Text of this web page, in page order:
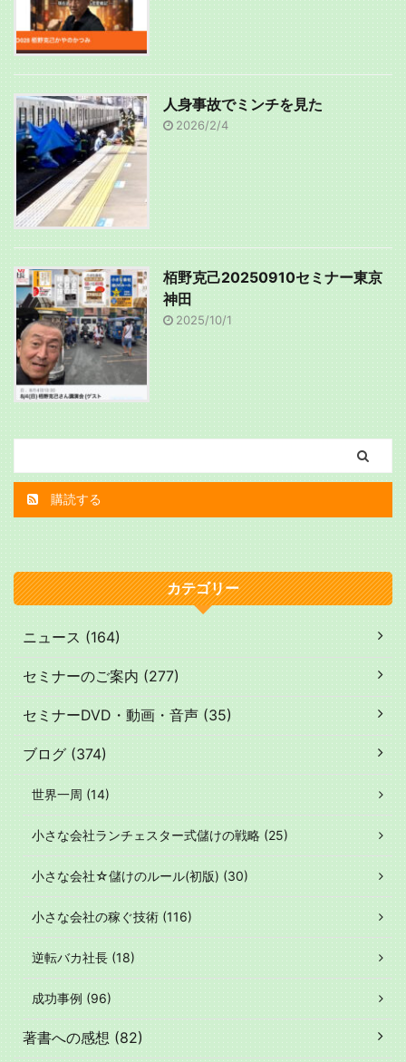
人身事故でミンチを見た
2026/2/4
栢野克己20250910セミナー東京
神田
2025/10/1
購読する
カテゴリー
ニュース (164)
セミナーのご案内 (277)
セミナーDVD・動画・音声 (35)
ブログ (374)
世界一周 (14)
小さな会社ランチェスター式儲けの戦略 (25)
小さな会社☆儲けのルール(初版) (30)
小さな会社の稼ぐ技術 (116)
逆転バカ社長 (18)
成功事例 (96)
著書への感想 (82)